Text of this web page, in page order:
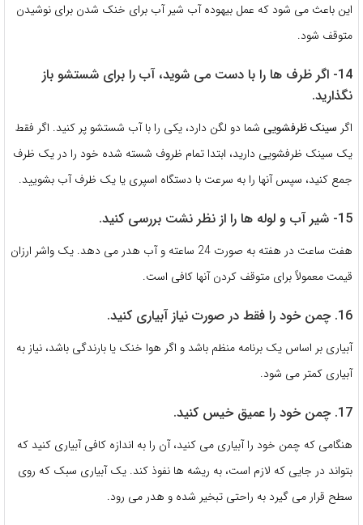
این باعث می شود که عمل بیهوده آب شیر آب برای خنک شدن برای نوشیدن
متوقف شود.
14- اگر ظرف ها را با دست می شوید، آب را برای شستشو باز
نگذارید.
اگر سینک ظرفشویی شما دو لگن دارد، یكی را با آب شستشو پر كنید. اگر فقط
یک سینک ظرفشویی دارید، ابتدا تمام ظروف شسته شده خود را در یک ظرف
جمع کنید، سپس آنها را به سرعت با دستگاه اسپری یا یک ظرف آب بشویید.
15- شیر آب و لوله ها را از نظر نشت بررسی کنید.
هفت ساعت در هفته به صورت 24 ساعته و آب هدر می دهد. یک واشر ارزان
قیمت معمولاً برای متوقف کردن آنها کافی است.
16. چمن خود را فقط در صورت نیاز آبیاری کنید.
آبیاری بر اساس یک برنامه منظم باشد و اگر هوا خنک یا بارندگی باشد، نیاز به
آبیاری کمتر می شود.
17. چمن خود را عمیق خیس کنید.
هنگامی که چمن خود را آبیاری می کنید، آن را به اندازه کافی آبیاری کنید که
بتواند در جایی که لازم است، به ریشه ها نفوذ کند. یک آبیاری سبک که روی
سطح قرار می گیرد به راحتی تبخیر شده و هدر می رود.